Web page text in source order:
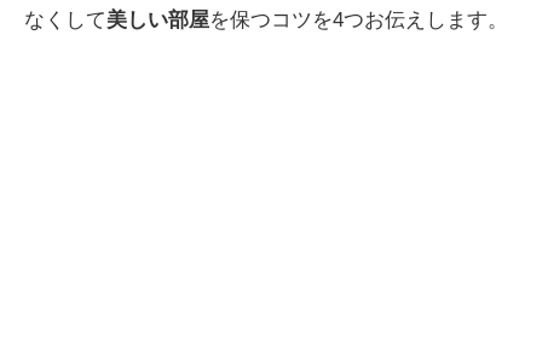
なくして美しい部屋を保つコツを4つお伝えします。